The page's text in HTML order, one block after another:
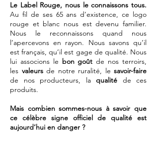
Le Label Rouge, nous le connaissons tous.
Au fil de ses 65 ans d’existence, ce logo
rouge et blanc nous est devenu familier.
Nous le reconnaissons quand nous
l’apercevons en rayon. Nous savons qu’il
est français, qu’il est gage de qualité. Nous
lui associons le bon goût de nos terroirs,
les valeursde notre ruralité, le savoir-faire
de nos producteurs, la qualité de ces
produits.
Mais combien sommes-nous à savoir que
ce célèbre signe officiel de qualité est
aujourd’hui en danger ?